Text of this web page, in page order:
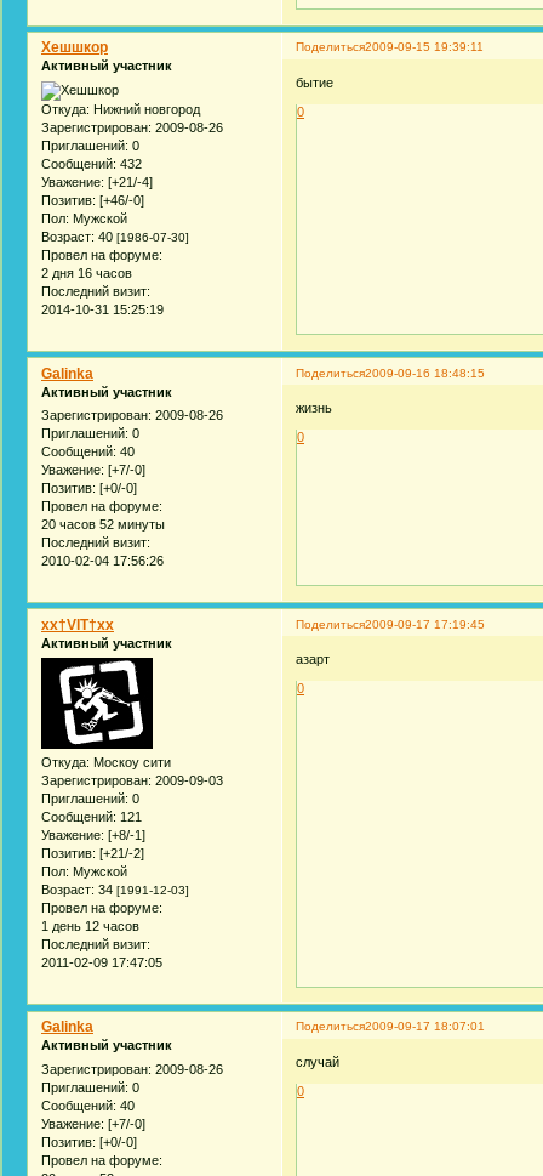
Поделиться2009-09-15 19:39:11
Хешшкор
Активный участник
Откуда: Нижний новгород
Зарегистрирован: 2009-08-26
Приглашений: 0
Сообщений: 432
Уважение: [+21/-4]
Позитив: [+46/-0]
Пол: Мужской
Возраст: 40 [1986-07-30]
Провел на форуме:
2 дня 16 часов
Последний визит:
2014-10-31 15:25:19
бытие
0
Поделиться2009-09-16 18:48:15
Galinka
Активный участник
Зарегистрирован: 2009-08-26
Приглашений: 0
Сообщений: 40
Уважение: [+7/-0]
Позитив: [+0/-0]
Провел на форуме:
20 часов 52 минуты
Последний визит:
2010-02-04 17:56:26
жизнь
0
Поделиться2009-09-17 17:19:45
xx†VIT†xx
Активный участник
Откуда: Москоу сити
Зарегистрирован: 2009-09-03
Приглашений: 0
Сообщений: 121
Уважение: [+8/-1]
Позитив: [+21/-2]
Пол: Мужской
Возраст: 34 [1991-12-03]
Провел на форуме:
1 день 12 часов
Последний визит:
2011-02-09 17:47:05
азарт
0
Поделиться2009-09-17 18:07:01
Galinka
Активный участник
Зарегистрирован: 2009-08-26
Приглашений: 0
Сообщений: 40
Уважение: [+7/-0]
Позитив: [+0/-0]
Провел на форуме:
случай
0